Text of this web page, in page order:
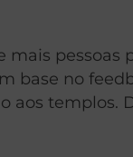
base no
aos templos.